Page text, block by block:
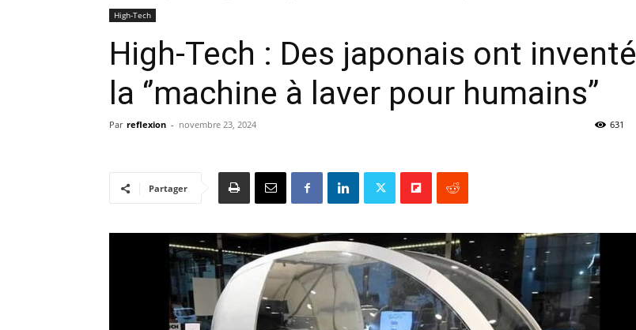
High-Tech
High-Tech : Des japonais ont inventé
la ‘’machine à laver pour humains’’
Par reflexion - novembre 23, 2024 631
Partager